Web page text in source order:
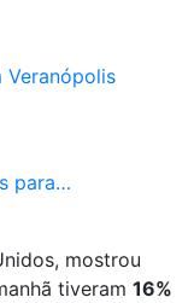
Veranópolis
para…
mostrou
tiveram 16%